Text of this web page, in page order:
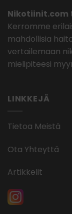
Nikotiinit.com
Kerromme
mahdollisia
vertailemaan
mielipiteesi
LINKKEJÄ
Tietoa Meistä
Ota Yhteyttä
Artikkelit